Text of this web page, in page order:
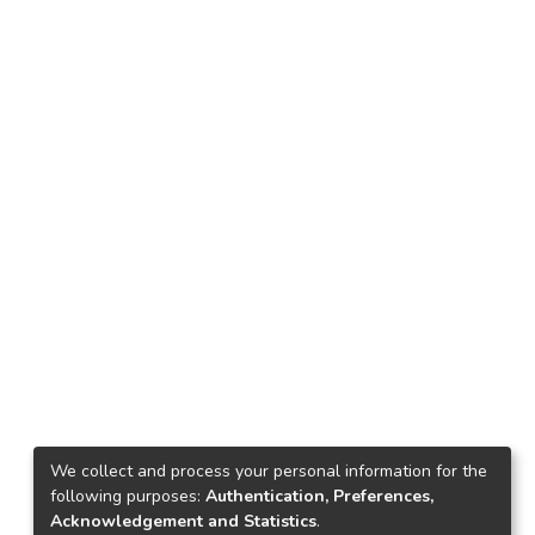
We collect and process your personal information for the
following purposes: Authentication, Preferences,
Acknowledgement and Statistics.